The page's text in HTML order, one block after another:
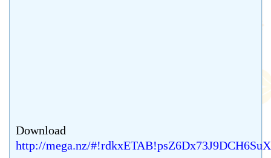
Download
http://mega.nz/